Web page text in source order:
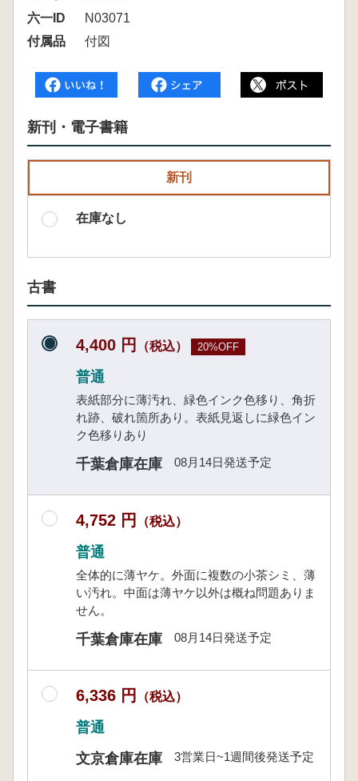
六一ID
N03071
付属品
付図
新刊・電子書籍
新刊
在庫なし
古書
4,400 円 （税込） 20%OFF
普通
表紙部分に薄汚れ、緑色インク色移り、角折
れ跡、破れ箇所あり。表紙見返しに緑色イン
ク色移りあり
千葉倉庫在庫 08月14日発送予定
4,752 円 （税込）
普通
全体的に薄ヤケ。外面に複数の小茶シミ、薄
い汚れ。中面は薄ヤケ以外は概ね問題ありま
せん。
千葉倉庫在庫 08月14日発送予定
6,336 円 （税込）
普通
文京倉庫在庫
3営業日~1週間後発送予定